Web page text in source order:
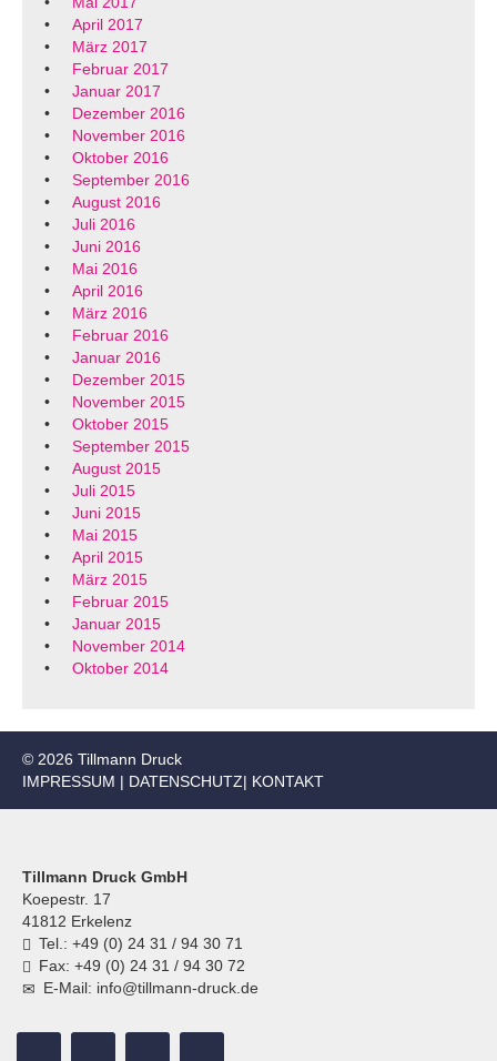
April 2017
März 2017
Februar 2017
Januar 2017
Dezember 2016
November 2016
Oktober 2016
September 2016
August 2016
Juli 2016
Juni 2016
Mai 2016
April 2016
März 2016
Februar 2016
Januar 2016
Dezember 2015
November 2015
Oktober 2015
September 2015
August 2015
Juli 2015
Juni 2015
Mai 2015
April 2015
März 2015
Februar 2015
Januar 2015
November 2014
Oktober 2014
© 2026 Tillmann Druck
IMPRESSUM | DATENSCHUTZ| KONTAKT
Tillmann Druck GmbH
Koepestr. 17
41812 Erkelenz
Tel.: +49 (0) 24 31 / 94 30 71
Fax: +49 (0) 24 31 / 94 30 72
E-Mail: info@tillmann-druck.de